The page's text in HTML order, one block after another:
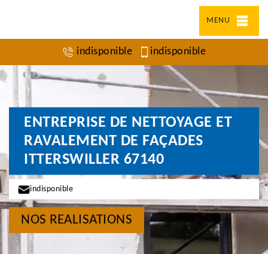
MENU
indisponible indisponible
ENTREPRISE DE NETTOYAGE ET
RAVALEMENT DE FAÇADES
ITTERSWILLER 67140
indisponible
NOS REALISATIONS